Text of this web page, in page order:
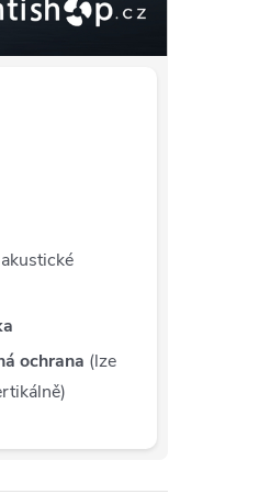
ochrana (lze